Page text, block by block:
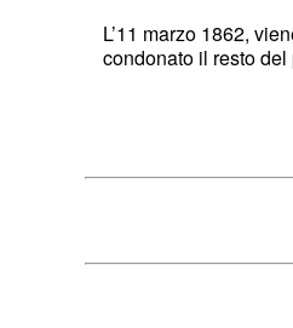
L’11 marzo 1862,
condonato il resto